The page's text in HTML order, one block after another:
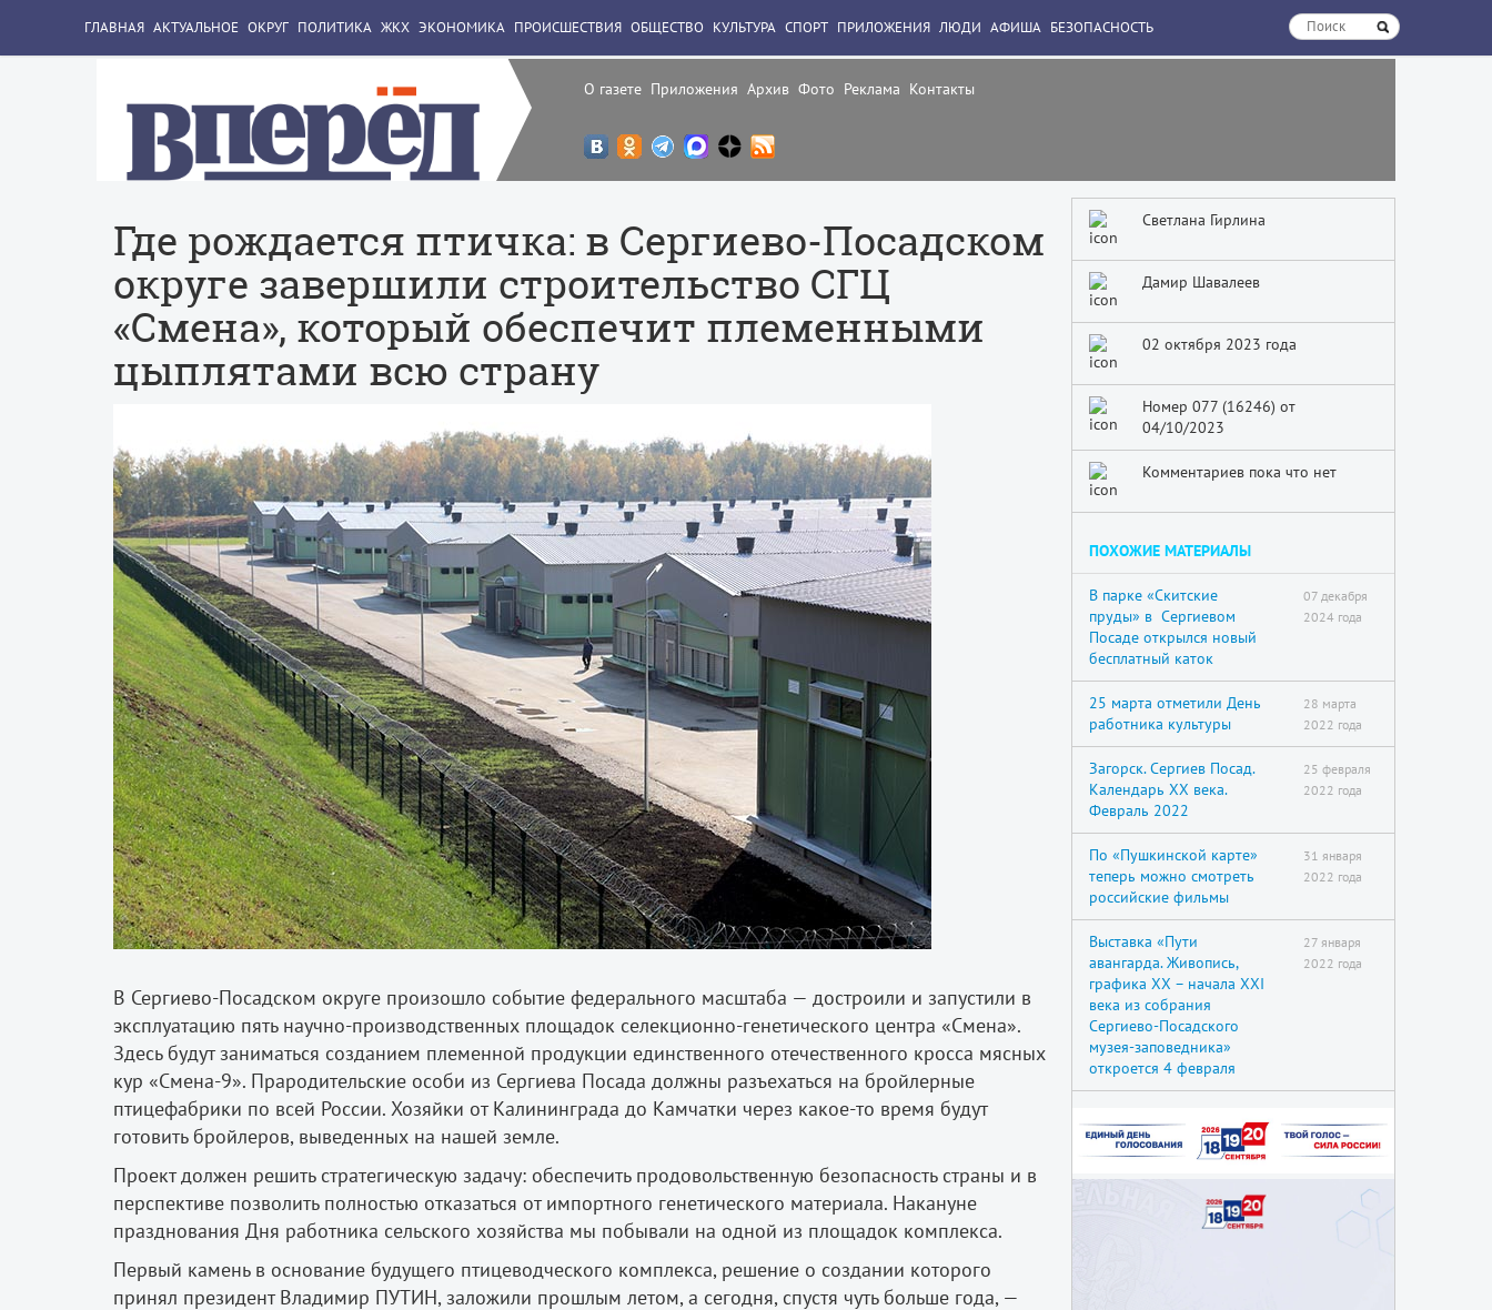
О газете Приложения Архив Фото Реклама Контакты
ГЛАВНАЯ АКТУАЛЬНОЕ ОКРУГ ПОЛИТИКА ЖКХ ЭКОНОМИКА ПРОИСШЕСТВИЯ ОБЩЕСТВО КУЛЬТУРА СПОРТ ПРИЛОЖЕНИЯ ЛЮДИ АФИША БЕЗОПАСНОСТЬ
​​​​​​​Где рождается птичка: в Сергиево-Посадском
округе завершили строительство СГЦ
«Смена», который обеспечит племенными
цыплятами всю страну
В Сергиево-Посадском округе произошло событие федерального масштаба — достроили и запустили в
эксплуатацию пять научно-производственных площадок селекционно-генетического центра «Смена».
Здесь будут заниматься созданием племенной продукции единственного отечественного кросса мясных
кур «Смена-9». Прародительские особи из Сергиева Посада должны разъехаться на бройлерные
птицефабрики по всей России. Хозяйки от Калининграда до Камчатки через какое-то время будут
готовить бройлеров, выведенных на нашей земле.
Проект должен решить стратегическую задачу: обеспечить продовольственную безопасность страны и в
перспективе позволить полностью отказаться от импортного генетического материала. Накануне
празднования Дня работника сельского хозяйства мы побывали на одной из площадок комплекса.
Первый камень в основание будущего птицеводческого комплекса, решение о создании которого
принял президент Владимир ПУТИН, заложили прошлым летом, а сегодня, спустя чуть больше года, —
Светлана Гирлина
Дамир Шавалеев
02 октября 2023 года
Номер 077 (16246) от
04/10/2023
Комментариев пока что нет
ПОХОЖИЕ МАТЕРИАЛЫ
В парке «Скитские
пруды» в Сергиевом
Посаде открылся новый
бесплатный каток
07 декабря
2024 года
25 марта отметили День
работника культуры
28 марта
2022 года
Загорск. Сергиев Посад.
Календарь XX века.
Февраль 2022
25 февраля
2022 года
По «Пушкинской карте»
теперь можно смотреть
российские фильмы
31 января
2022 года
Выставка «Пути
авангарда. Живопись,
графика XX – начала XXI
века из собрания
Сергиево-Посадского
музея-заповедника»
откроется 4 февраля
27 января
2022 года